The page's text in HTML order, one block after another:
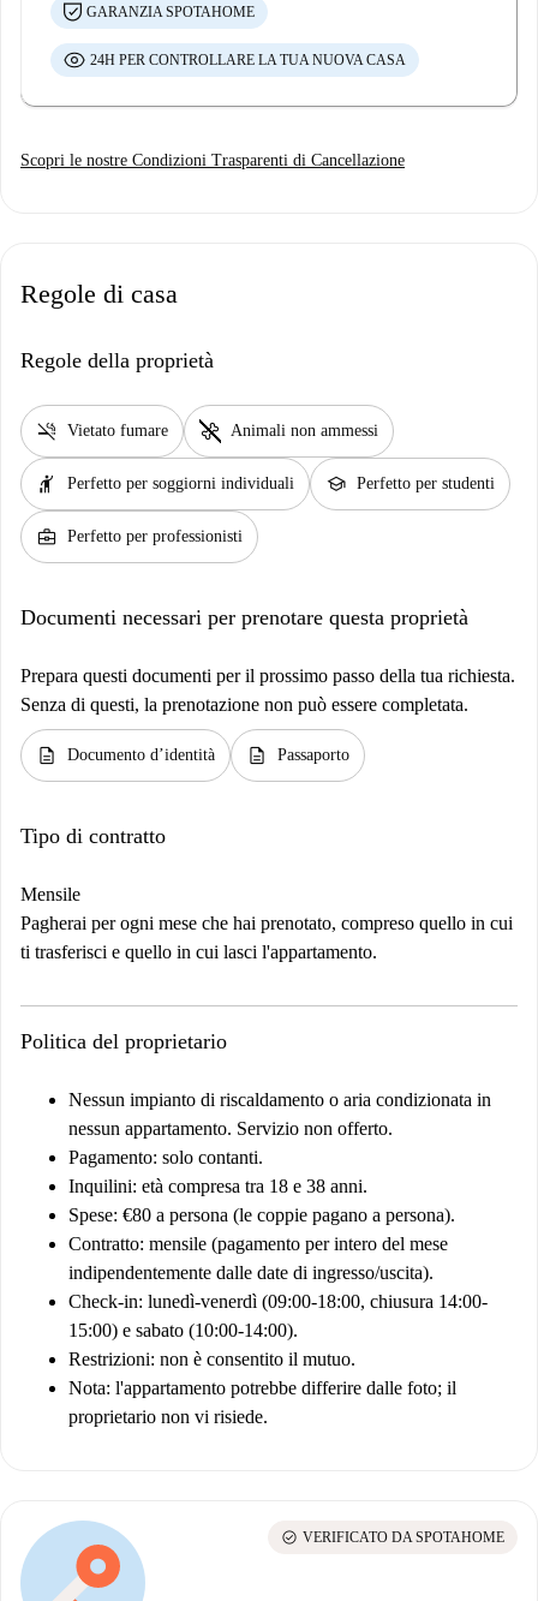
GARANZIA SPOTAHOME
24H PER CONTROLLARE LA TUA NUOVA CASA
Scopri le nostre Condizioni Trasparenti di Cancellazione
Regole di casa
Regole della proprietà
smoke_free Vietato fumare pet_supplies Animali non ammessi
hail Perfetto per soggiorni individuali school Perfetto per studenti
business_center Perfetto per professionisti
Documenti necessari per prenotare questa proprietà
Prepara questi documenti per il prossimo passo della tua richiesta.
Senza di questi, la prenotazione non può essere completata.
description Documento d’identità description Passaporto
Tipo di contratto
Mensile
Pagherai per ogni mese che hai prenotato, compreso quello in cui
ti trasferisci e quello in cui lasci l'appartamento.
Politica del proprietario
Nessun impianto di riscaldamento o aria condizionata in
nessun appartamento. Servizio non offerto.
Pagamento: solo contanti.
Inquilini: età compresa tra 18 e 38 anni.
Spese: €80 a persona (le coppie pagano a persona).
Contratto: mensile (pagamento per intero del mese
indipendentemente dalle date di ingresso/uscita).
Check-in: lunedì-venerdì (09:00-18:00, chiusura 14:00-
15:00) e sabato (10:00-14:00).
Restrizioni: non è consentito il mutuo.
Nota: l'appartamento potrebbe differire dalle foto; il
proprietario non vi risiede.
check_circle VERIFICATO DA SPOTAHOME